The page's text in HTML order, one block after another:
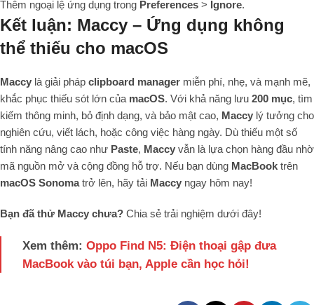
Thêm ngoại lệ ứng dụng trong Preferences > Ignore.
Kết luận: Maccy – Ứng dụng không
thể thiếu cho macOS
Maccy là giải pháp clipboard manager miễn phí, nhẹ, và mạnh mẽ,
khắc phục thiếu sót lớn của macOS. Với khả năng lưu 200 mục, tìm
kiếm thông minh, bỏ định dạng, và bảo mật cao, Maccy lý tưởng cho
nghiên cứu, viết lách, hoặc công việc hàng ngày. Dù thiếu một số
tính năng nâng cao như Paste, Maccy vẫn là lựa chọn hàng đầu nhờ
mã nguồn mở và cộng đồng hỗ trợ. Nếu bạn dùng MacBook trên
macOS Sonomatrở lên, hãy tải Maccy ngay hôm nay!
Bạn đã thử Maccy chưa? Chia sẻ trải nghiệm dưới đây!
Xem thêm: Oppo Find N5: Điện thoại gập đưa
MacBook vào túi bạn, Apple cần học hỏi!